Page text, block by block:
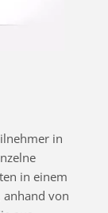
in
in einem
von